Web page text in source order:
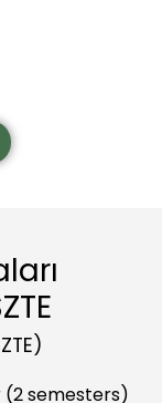
semesters)